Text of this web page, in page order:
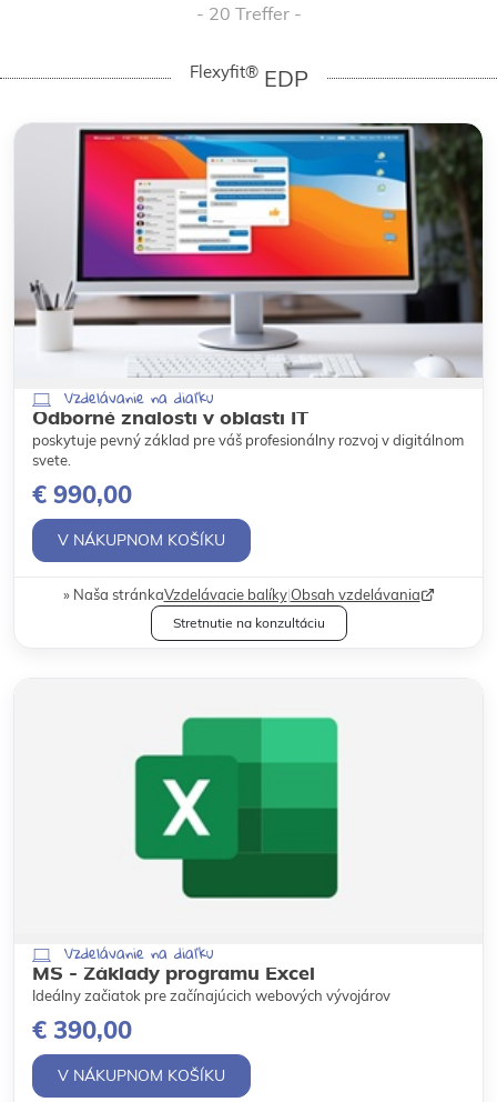
20 Treffer
Flexyfit®EDP
Vzdelávanie na diaľku
Odborné znalosti v oblasti IT
poskytuje pevný základ pre váš profesionálny rozvoj v digitálnom
svete.
€ 990,00
V NÁKUPNOM KOŠÍKU
Naša stránkaVzdelávacie balíky|Obsah vzdelávania
Stretnutie na konzultáciu
Vzdelávanie na diaľku
MS - Základy programu Excel
Ideálny začiatok pre začínajúcich webových vývojárov
€ 390,00
V NÁKUPNOM KOŠÍKU